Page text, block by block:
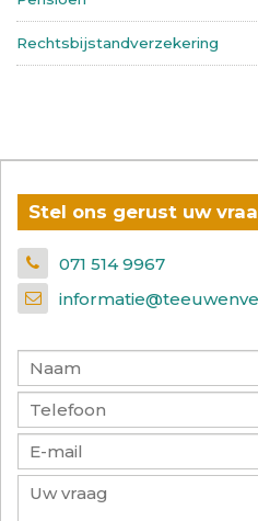
Rechtsbijstandverzekering
Stel ons gerust uw
071 514 9967